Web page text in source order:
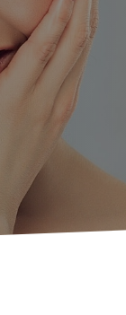
się
– pośladki